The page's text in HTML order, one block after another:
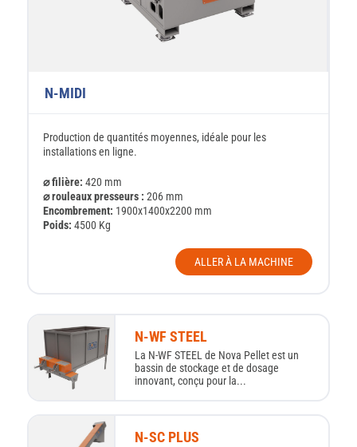
N-MIDI
Production de quantités moyennes, idéale pour les
installations en ligne.
⌀ filière: 420 mm
⌀ rouleaux presseurs : 206 mm
Encombrement: 1900x1400x2200 mm
Poids: 4500 Kg
ALLER À LA MACHINE
N-WF STEEL
La N-WF STEEL de Nova Pellet est un
bassin de stockage et de dosage
innovant, conçu pour la...
N-SC PLUS